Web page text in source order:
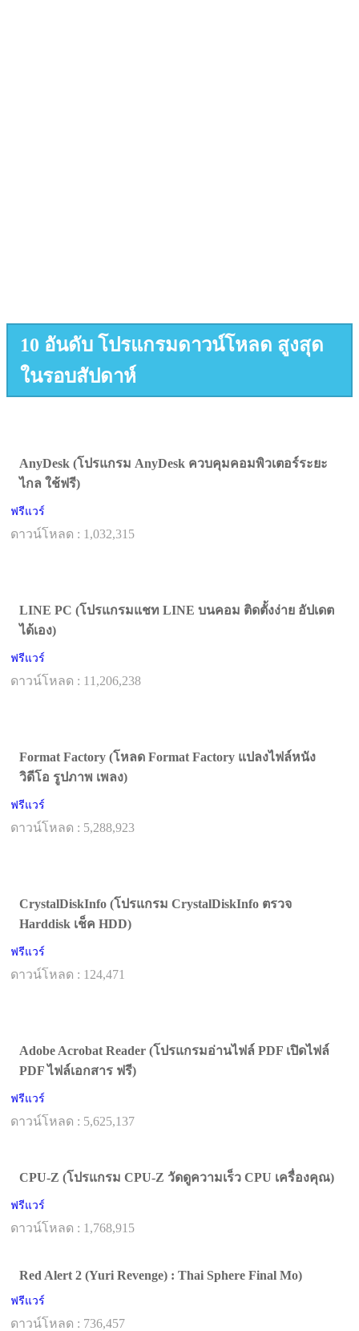
10 อันดับ โปรแกรมดาวน์โหลด สูงสุด
ในรอบสัปดาห์
AnyDesk (โปรแกรม AnyDesk ควบคุมคอมพิวเตอร์ระยะ
ไกล ใช้ฟรี)
ฟรีแวร์
ดาวน์โหลด : 1,032,315
LINE PC (โปรแกรมแชท LINE บนคอม ติดตั้งง่าย อัปเดต
ได้เอง)
ฟรีแวร์
ดาวน์โหลด : 11,206,238
Format Factory (โหลด Format Factory แปลงไฟล์หนัง
วิดีโอ รูปภาพ เพลง)
ฟรีแวร์
ดาวน์โหลด : 5,288,923
CrystalDiskInfo (โปรแกรม CrystalDiskInfo ตรวจ
Harddisk เช็ค HDD)
ฟรีแวร์
ดาวน์โหลด : 124,471
Adobe Acrobat Reader (โปรแกรมอ่านไฟล์ PDF เปิดไฟล์
PDF ไฟล์เอกสาร ฟรี)
ฟรีแวร์
ดาวน์โหลด : 5,625,137
CPU-Z (โปรแกรม CPU-Z วัดดูความเร็ว CPU เครื่องคุณ)
ฟรีแวร์
ดาวน์โหลด : 1,768,915
Red Alert 2 (Yuri Revenge) : Thai Sphere Final Mo)
ฟรีแวร์
ดาวน์โหลด : 736,457